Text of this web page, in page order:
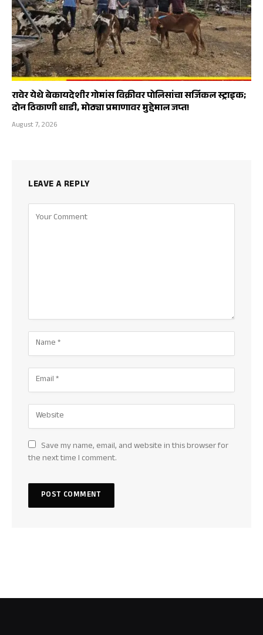
रावेर येथे बेकायदेशीर गोमांस विक्रीवर पोलिसांचा सर्जिकल स्ट्राइक;
दोन ठिकाणी धाडी, मोठ्या प्रमाणावर मुद्देमाल जप्त!
August 7, 2026
LEAVE A REPLY
Save my name, email, and website in this browser for
the next time I comment.